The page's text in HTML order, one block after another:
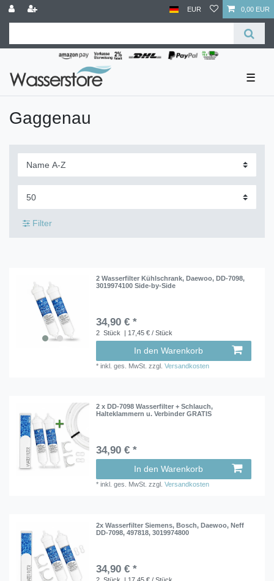
EUR 0,00 EUR
☰
Gaggenau
Filter
2 Wasserfilter Kühlschrank, Daewoo, DD-7098,
3019974100 Side-by-Side
34,90 € *
2 Stück | 17,45 € / Stück
In den Warenkorb
*inkl. ges. MwSt. zzgl.Versandkosten
2 x DD-7098 Wasserfilter + Schlauch,
Halteklammern u. Verbinder GRATIS
34,90 € *
In den Warenkorb
*inkl. ges. MwSt. zzgl.Versandkosten
2x Wasserfilter Siemens, Bosch, Daewoo, Neff
DD-7098, 497818, 3019974800
34,90 € *